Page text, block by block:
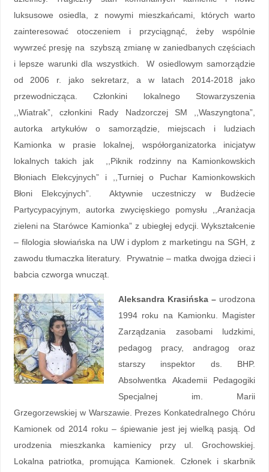
luksusowe osiedla, z nowymi mieszkańcami, których warto
zainteresować otoczeniem i przyciągnąć, żeby wspólnie
wywrzeć presję na szybszą zmianę w zaniedbanych częściach
i lepsze warunki dla wszystkich. W osiedlowym samorządzie
od 2006 r. jako sekretarz, a w latach 2014-2018 jako
przewodnicząca. Członkini lokalnego Stowarzyszenia
,,Wiatrak”, członkini Rady Nadzorczej SM ,,Waszyngtona”,
autorka artykułów o samorządzie, miejscach i ludziach
Kamionka w prasie lokalnej, współorganizatorka inicjatyw
lokalnych takich jak ,,Piknik rodzinny na Kamionkowskich
Błoniach Elekcyjnych” i ,,Turniej o Puchar Kamionkowskich
Błoni Elekcyjnych”. Aktywnie uczestniczy w Budżecie
Partycypacyjnym, autorka zwycięskiego pomysłu ,,Aranżacja
zieleni na Starówce Kamionka” z ubiegłej edycji. Wykształcenie
– filologia słowiańska na UW i dyplom z marketingu na SGH, z
zawodu tłumaczka literatury. Prywatnie – matka dwojga dzieci i
babcia czworga wnucząt.
Aleksandra Krasińska – urodzona
1994 roku na Kamionku. Magister
Zarządzania zasobami ludzkimi,
pedagog pracy, andragog oraz
starszy inspektor ds. BHP.
Absolwentka Akademii Pedagogiki
Specjalnej im. Marii
Grzegorzewskiej w Warszawie. Prezes Konkatedralnego Chóru
Kamionek od 2014 roku – śpiewanie jest jej wielką pasją. Od
urodzenia mieszkanka kamienicy przy ul. Grochowskiej.
Lokalna patriotka, promująca Kamionek. Członek i skarbnik